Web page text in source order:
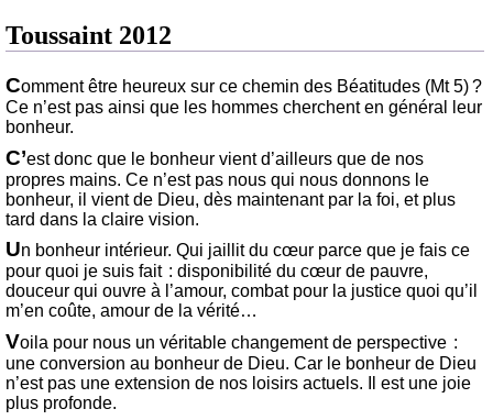
Toussaint 2012
Comment être heureux sur ce chemin des Béatitudes (Mt 5) ?
Ce n’est pas ainsi que les hommes cherchent en général leur
bonheur.
C’est donc que le bonheur vient d’ailleurs que de nos
propres mains. Ce n’est pas nous qui nous donnons le
bonheur, il vient de Dieu, dès maintenant par la foi, et plus
tard dans la claire vision.
Un bonheur intérieur. Qui jaillit du cœur parce que je fais ce
pour quoi je suis fait : disponibilité du cœur de pauvre,
douceur qui ouvre à l’amour, combat pour la justice quoi qu’il
m’en coûte, amour de la vérité…
Voila pour nous un véritable changement de perspective :
une conversion au bonheur de Dieu. Car le bonheur de Dieu
n’est pas une extension de nos loisirs actuels. Il est une joie
plus profonde.